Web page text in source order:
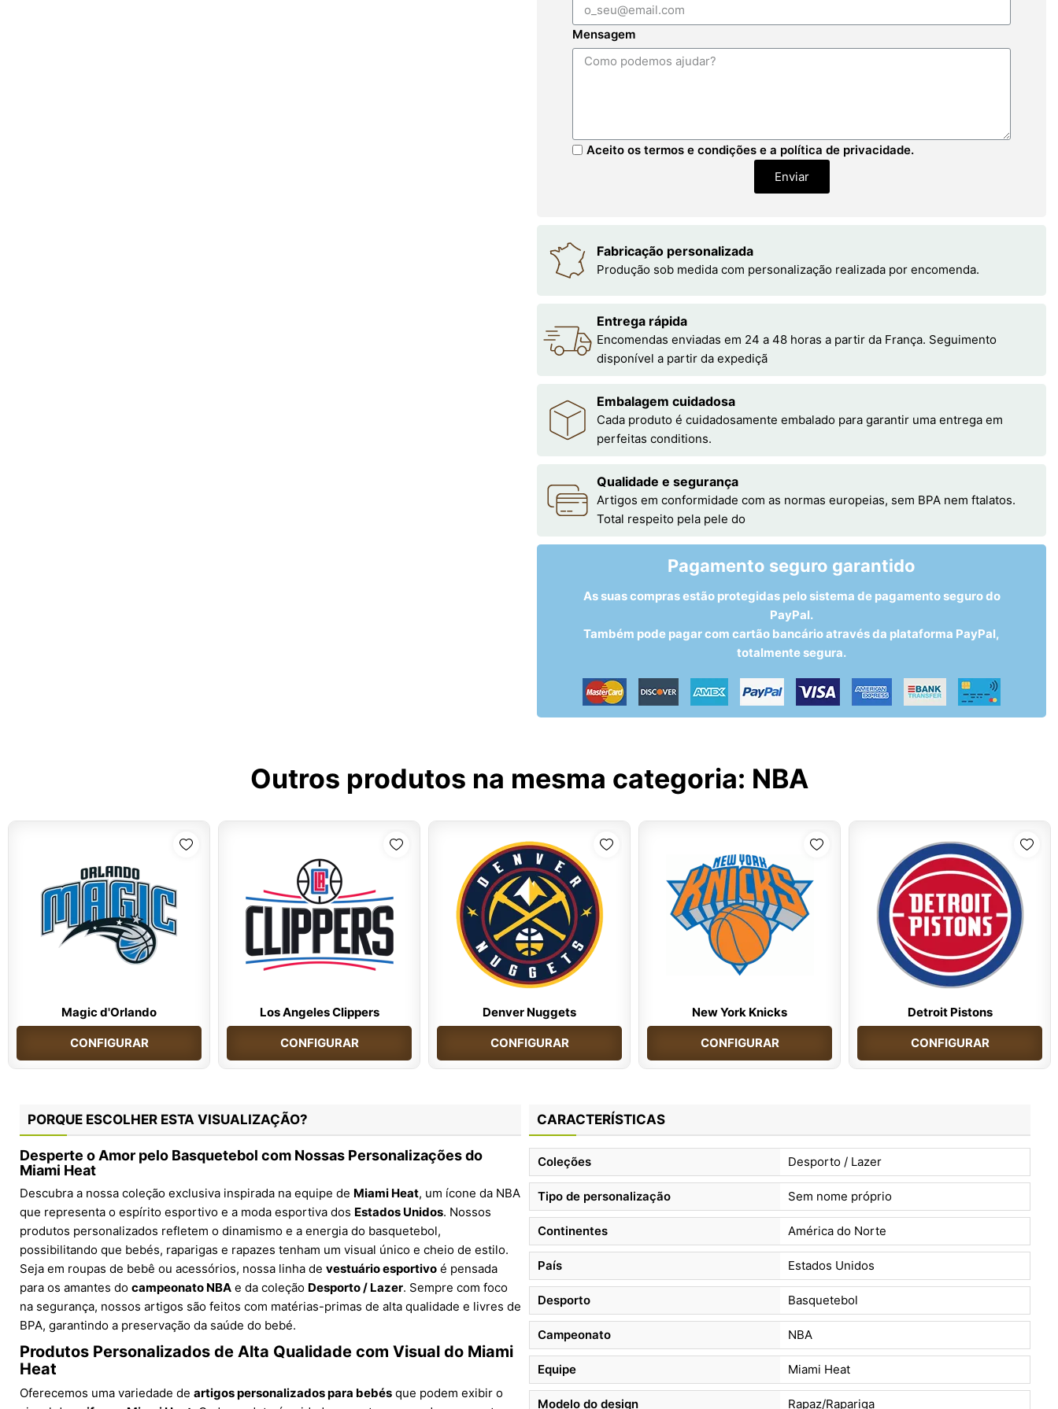
Mensagem
Aceito os termos e condições e a política de privacidade.
Enviar
Fabricação personalizada
Produção sob medida com personalização realizada por encomenda.
Entrega rápida
Encomendas enviadas em 24 a 48 horas a partir da França. Seguimento
disponível a partir da expediçã
Embalagem cuidadosa
Cada produto é cuidadosamente embalado para garantir uma entrega em
perfeitas conditions.
Qualidade e segurança
Artigos em conformidade com as normas europeias, sem BPA nem ftalatos.
Total respeito pela pele do
Pagamento seguro garantido
As suas compras estão protegidas pelo sistema de pagamento seguro do
PayPal.
Também pode pagar com cartão bancário através da plataforma PayPal,
totalmente segura.
Outros produtos na mesma categoria: NBA
Magic d'Orlando
CONFIGURAR
Los Angeles Clippers
CONFIGURAR
Denver Nuggets
CONFIGURAR
New York Knicks
CONFIGURAR
Detroit Pistons
CONFIGURAR
PORQUE ESCOLHER ESTA VISUALIZAÇÃO?
Desperte o Amor pelo Basquetebol com Nossas Personalizações do
Miami Heat
Descubra a nossa coleção exclusiva inspirada na equipe de Miami Heat, um ícone da NBA
que representa o espírito esportivo e a moda esportiva dos Estados Unidos. Nossos
produtos personalizados refletem o dinamismo e a energia do basquetebol,
possibilitando que bebés, raparigas e rapazes tenham um visual único e cheio de estilo.
Seja em roupas de bebê ou acessórios, nossa linha de vestuário esportivo é pensada
para os amantes do campeonato NBA e da coleção Desporto / Lazer. Sempre com foco
na segurança, nossos artigos são feitos com matérias-primas de alta qualidade e livres de
BPA, garantindo a preservação da saúde do bebé.
Produtos Personalizados de Alta Qualidade com Visual do Miami
Heat
Oferecemos uma variedade de artigos personalizados para bebés que podem exibir o
CARACTERÍSTICAS
Coleções Desporto / Lazer
Tipo de personalização Sem nome próprio
Continentes América do Norte
País Estados Unidos
Desporto Basquetebol
Campeonato NBA
Equipe Miami Heat
Modelo do design Rapaz/Rapariga